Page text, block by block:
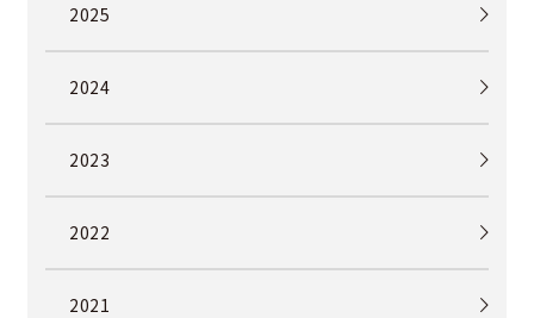
2025
2024
2023
2022
2021